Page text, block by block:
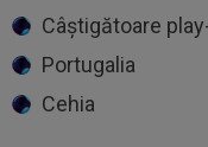
Câștigătoare
Portugalia
Cehia